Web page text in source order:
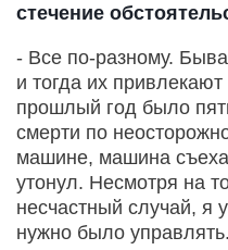
стечение
- Все по-разному.
и тогда их привлекают
прошлый год было
смерти по
машине, машина
утонул. Несмотря на
несчастный случай, я
нужно было управлять.